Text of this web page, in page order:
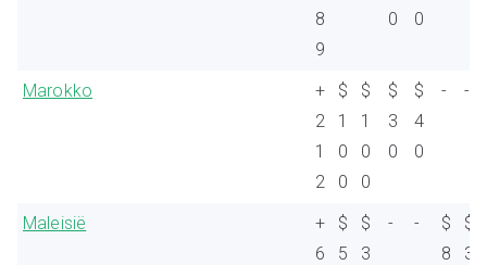
8
9
0
0
Marokko
+
2
1
2
$
1
0
0
$
1
0
0
$
3
0
$
4
0
- -
Maleisië
+
6
$
5
$
3
- -
$
8
$
3